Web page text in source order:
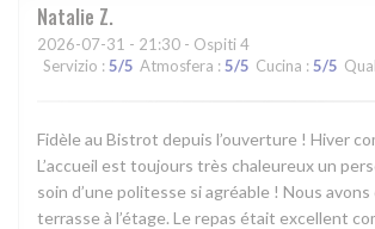
Natalie Z
2026-07-31 - 21:30 - Ospiti 4
Servizio : 5/5 Atmosfera : 5/5 Cucina : 5/5
Fidèle au Bistrot depuis l’ouverture ! Hiver
L’accueil est toujours très chaleureux un
soin d’une politesse si agréable ! Nous avons
terrasse à l’étage. Le repas était excellent